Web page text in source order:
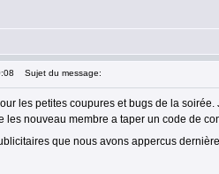
Sujet du message:
les petites coupures et bugs de la
les nouveau membre a taper un code de
que nous avons appercus